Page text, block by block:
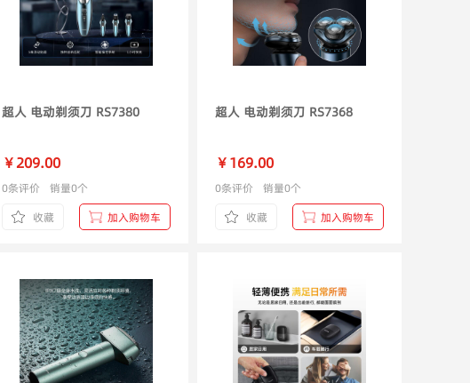
超人 电动剃须刀 RS7380
￥209.00
0条评价
销量0个
收藏
加入购物车
超人 电动剃须刀 RS7368
￥169.00
0条评价
销量0个
收藏
加入购物车